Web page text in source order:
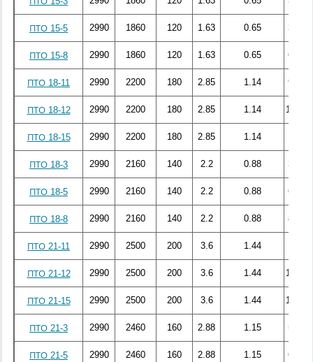
ПТО 15-5 2990 1860 120 1.63 0.65 38.59
ПТО 15-8 2990 1860 120 1.63 0.65 69.99
ПТО 18-11 2990 2200 180 2.85 1.14 99.96
ПТО 18-12 2990 2200 180 2.85 1.14 108.68
ПТО 18-15 2990 2200 180 2.85 1.14
ПТО 18-3 2990 2160 140 2.2 0.88 39.17
ПТО 18-5 2990 2160 140 2.2 0.88 61.39
ПТО 18-8 2990 2160 140 2.2 0.88 84.47
ПТО 21-11 2990 2500 200 3.6 1.44
ПТО 21-12 2990 2500 200 3.6 1.44 141.32
ПТО 21-15 2990 2500 200 3.6 1.44 157.78
ПТО 21-3 2990 2460 160 2.88 1.15 59.01
ПТО 21-5 2990 2460 160 2.88 1.15 69.93